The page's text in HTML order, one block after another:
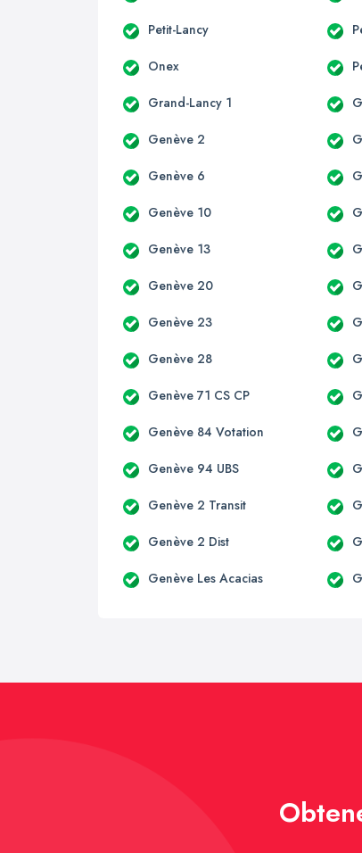
Petit-Lancy
Onex
Grand-Lancy 1
Genève 2
Genève 6
Genève 10
Genève 13
Genève 20
Genève 23
Genève 28
Genève 71 CS CP
Genève 84 Votation
Genève 94 UBS
Genève 2 Transit
Genève 2 Dist
Genève Les Acacias